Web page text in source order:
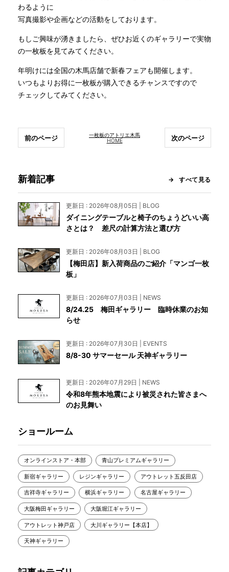
わるように
写真撮影や企画などの活動をしております。
もしご興味が湧きましたら、ぜひお近くのギャラリーで実物
の一枚板を見てみてください。
年明けには全国の木馬店舗で新春フェアも開催します。
いつもよりお得に一枚板が購入できるチャンスですので
チェックしてみてください。
一枚板のアトリエ木馬
HOME
前のページ 次のページ
新着記事 すべて見る
更新日 : 2026年08月05日 | BLOG
ダイニングテーブルと椅子のちょうどいい高
さとは？ 差尺の計算方法と選び方
更新日 : 2026年08月03日 | BLOG
【梅田店】新入荷商品のご紹介「マンゴ一枚
板」
更新日 : 2026年07月03日 | NEWS
8/24.25 梅田ギャラリー 臨時休業のお知
らせ
更新日 : 2026年07月30日 | EVENTS
8/8-30 サマーセール 天神ギャラリー
更新日 : 2026年07月29日 | NEWS
令和8年熊本地震により被災された皆さまへ
のお見舞い
ショールーム
オンラインストア・本部 青山プレミアムギャラリー
新宿ギャラリー レジンギャラリー アウトレット五反田店
吉祥寺ギャラリー 横浜ギャラリー 名古屋ギャラリー
大阪梅田ギャラリー 大阪堀江ギャラリー
アウトレット神戸店 大川ギャラリー【本店】
天神ギャラリー